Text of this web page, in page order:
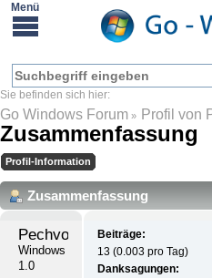
Go Windows Forum » Profil von
Zusammenfassung
Profil-Information
Zusammenfassung
Pechvogel123
Windows
1.0
Beiträge:
13 (0.003 pro Tag)
Danksagungen: